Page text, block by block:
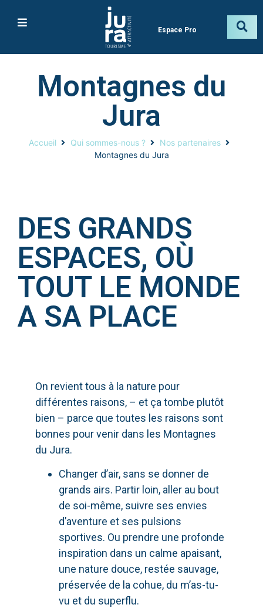
Espace Pro
Montagnes du
Jura
Accueil Qui sommes-nous ?
Nos partenaires
Montagnes du Jura
DES GRANDS
ESPACES, OÙ
TOUT LE MONDE
A SA PLACE
On revient tous à la nature pour
différentes raisons, – et ça tombe plutôt
bien – parce que toutes les raisons sont
bonnes pour venir dans les Montagnes
du Jura.
Changer d’air, sans se donner de
grands airs. Partir loin, aller au bout
de soi-même, suivre ses envies
d’aventure et ses pulsions
sportives. Ou prendre une profonde
inspiration dans un calme apaisant,
une nature douce, restée sauvage,
préservée de la cohue, du m’as-tu-
vu et du superflu.